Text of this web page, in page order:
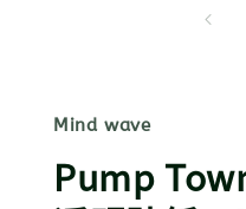
Mind wave
Pump